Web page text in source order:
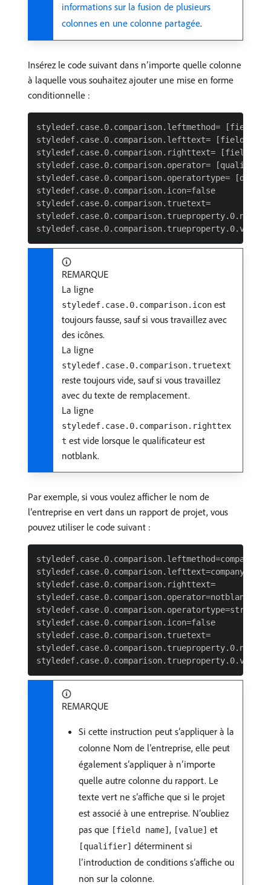
informations sur la fusion de plusieurs
colonnes en une colonne partagée.
Insérez le code suivant dans n’importe quelle colonne
à laquelle vous souhaitez ajouter une mise en forme
conditionnelle :
styledef.case.0.comparison.leftmethod= [field
styledef.case.0.comparison.lefttext= [field
styledef.case.0.comparison.righttext= [field
styledef.case.0.comparison.operator= [qualifier]
styledef.case.0.comparison.operatortype= [data
styledef.case.0.comparison.icon=false
styledef.case.0.comparison.truetext=
REMARQUE
La ligne
styledef.case.0.comparison.icon est
toujours fausse, sauf si vous travaillez avec
des icônes.
La ligne
styledef.case.0.comparison.truetext
reste toujours vide, sauf si vous travaillez
avec du texte de remplacement.
La ligne
styledef.case.0.comparison.righttex
t est vide lorsque le qualificateur est
notblank.
Par exemple, si vous voulez afficher le nom de
l’entreprise en vert dans un rapport de projet, vous
pouvez utiliser le code suivant :
styledef.case.0.comparison.righttext=
styledef.case.0.comparison.operator=notblank
styledef.case.0.comparison.operatortype=string
styledef.case.0.comparison.icon=false
styledef.case.0.comparison.truetext=
REMARQUE
Si cette instruction peut s’appliquer à la
colonne Nom de l’entreprise, elle peut
également s’appliquer à n’importe
quelle autre colonne du rapport. Le
texte vert ne s’affiche que si le projet
est associé à une entreprise. N’oubliez
pas que [field name] , [value] et
[qualifier] déterminent si
l’introduction de conditions s’affiche ou
non sur la colonne.